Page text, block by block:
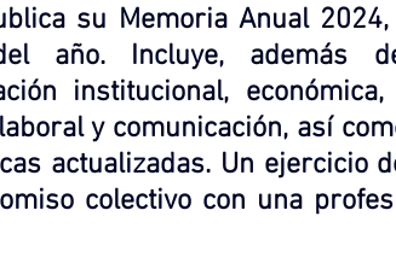
su Memoria Anual
año. Incluye, además
institucional,
y comunicación, así
actualizadas. Un ejercicio
colectivo con una